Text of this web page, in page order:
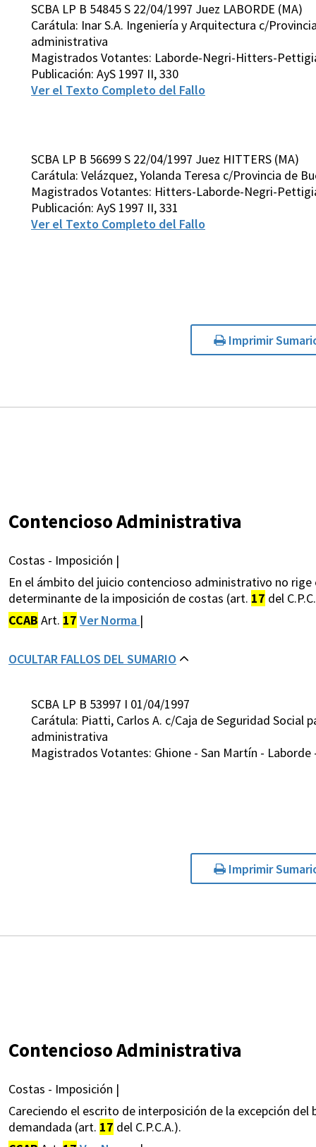
SCBA LP B 54845 S 22/04/1997 Juez LABORDE (MA)
Carátula: Inar S.A. Ingeniería y Arquitectura c/
administrativa
Magistrados Votantes: Laborde-Negri-Hitters-
Publicación: AyS 1997 II, 330
Ver el Texto Completo del Fallo
SCBA LP B 56699 S 22/04/1997 Juez HITTERS (MA)
Carátula: Velázquez, Yolanda Teresa c/Provincia de
Magistrados Votantes: Hitters-Laborde-Negri-
Publicación: AyS 1997 II, 331
Ver el Texto Completo del Fallo
Imprimir
Contencioso Administrativa
Costas - Imposición |
En el ámbito del juicio contencioso administrativo no
determinante de la imposición de costas (art. 17 del
CCAB Art. 17 Ver Norma |
OCULTAR FALLOS DEL SUMARIO
SCBA LP B 53997 I 01/04/1997
Carátula: Piatti, Carlos A. c/Caja de Seguridad Social
administrativa
Magistrados Votantes: Ghione - San Martín - Laborde
Imprimir
Contencioso Administrativa
Costas - Imposición |
Careciendo el escrito de interposición de la excepción
demandada (art. 17 del C.P.C.A.).